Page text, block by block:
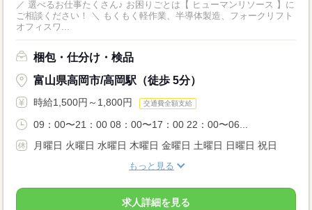
／ 選べるお仕事たくさん♪ お困りごとは【 ヒューマンリソース 】に
ご相談ください！ ＼ もくもく軽作業、半導体製造、フォークリフト
オフィスワ...
梱包・仕分け・検品
富山県高岡市/高岡駅（徒歩 5分）
時給1,500円～1,800円 交通費全額支給
09：00〜21：00 08：00〜17：00 22：00〜06...
月曜日 火曜日 水曜日 木曜日 金曜日 土曜日 日曜日 祝日
もっと見る
求人詳細を見る